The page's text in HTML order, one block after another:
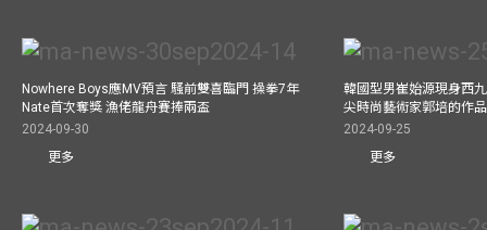
Nowhere Boys應MV預言 騷前雙喜臨門 操拳7年
Nate首次奪獎 漁佬龍舟賽捧兩盃
2024-09-30
更多
韓國型男崔始源現身西
尖時尚藝術家郭培的作
2024-09-25
更多